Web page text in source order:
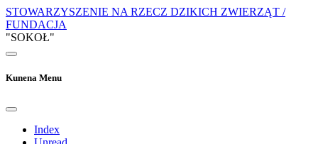
STOWARZYSZENIE NA RZECZ DZIKICH ZWIERZĄT /
FUNDACJA
"SOKOŁ"
Kunena Menu
Index